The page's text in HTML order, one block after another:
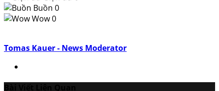
Buồn 0
Wow0
Tomas Kauer - News Moderator